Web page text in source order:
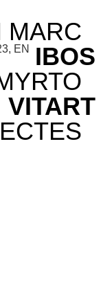
MARC
IBOS
VITART
EN